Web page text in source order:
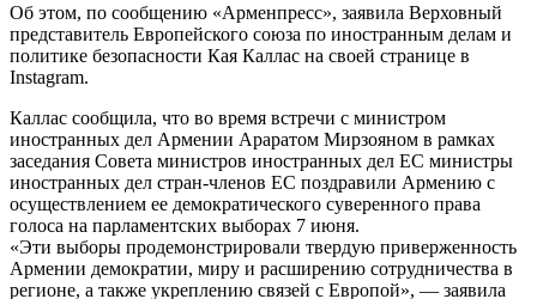
Об этом, по сообщению «Арменпресс», заявила Верховный
представитель Европейского союза по иностранным делам и
политике безопасности Кая Каллас на своей странице в
Instagram.
Каллас сообщила, что во время встречи с министром
иностранных дел Армении Араратом Мирзояном в рамках
заседания Совета министров иностранных дел ЕС министры
иностранных дел стран-членов ЕС поздравили Армению с
осуществлением ее демократического суверенного права
голоса на парламентских выборах 7 июня.
«Эти выборы продемонстрировали твердую приверженность
Армении демократии, миру и расширению сотрудничества в
регионе, а также укреплению связей с Европой», — заявила